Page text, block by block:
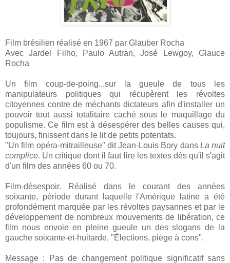
Film brésilien réalisé en 1967 par Glauber Rocha
Avec Jardel Filho, Paulo Autran, José Lewgoy, Glauce
Rocha
Un film coup-de-poing...sur la gueule de tous les
manipulateurs politiques qui récupèrent les révoltes
citoyennes contre de méchants dictateurs afin d'installer un
pouvoir tout aussi totalitaire caché sous le maquillage du
populisme. Ce film est à désespérer des belles causes qui,
toujours, finissent dans le lit de petits potentats.
"Un film opéra-mitrailleuse" dit Jean-Louis Bory dans La nuit
complice. Un critique dont il faut lire les textes dès qu'il s'agit
d'un film des années 60 ou 70.
Film-désespoir.
Réalisé dans le courant des années
soixante, période durant laquelle l'Amérique latine a été
profondément marquée par les révoltes paysannes et par le
développement de nombreux mouvements de libération, ce
film nous envoie en pleine gueule un des slogans de la
gauche soixante-et-huitarde, "Élections, piège à cons".
Message : Pas de changement politique significatif sans